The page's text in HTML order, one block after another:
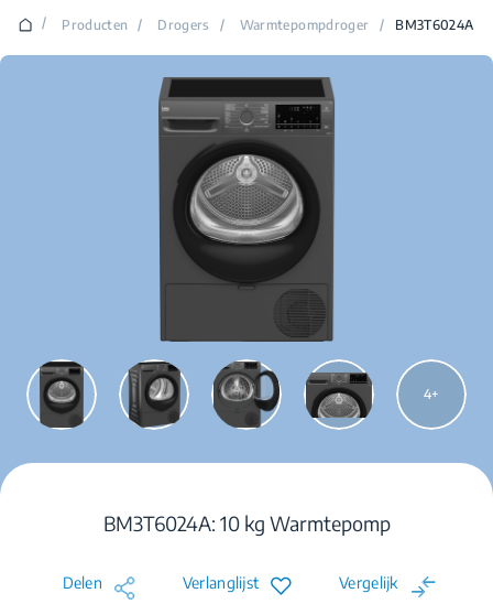
/ Producten / Drogers / Warmtepompdroger / BM3T6024A
4
BM3T6024A: 10 kg Warmtepomp
Delen Verlanglijst Vergelijk